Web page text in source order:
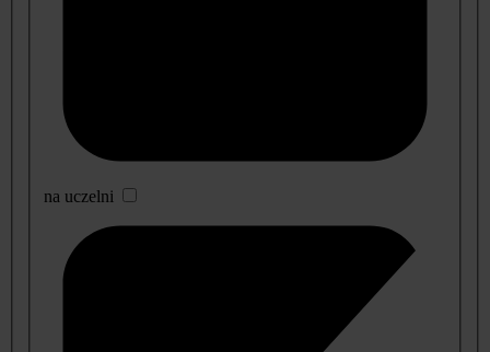
na uczelni